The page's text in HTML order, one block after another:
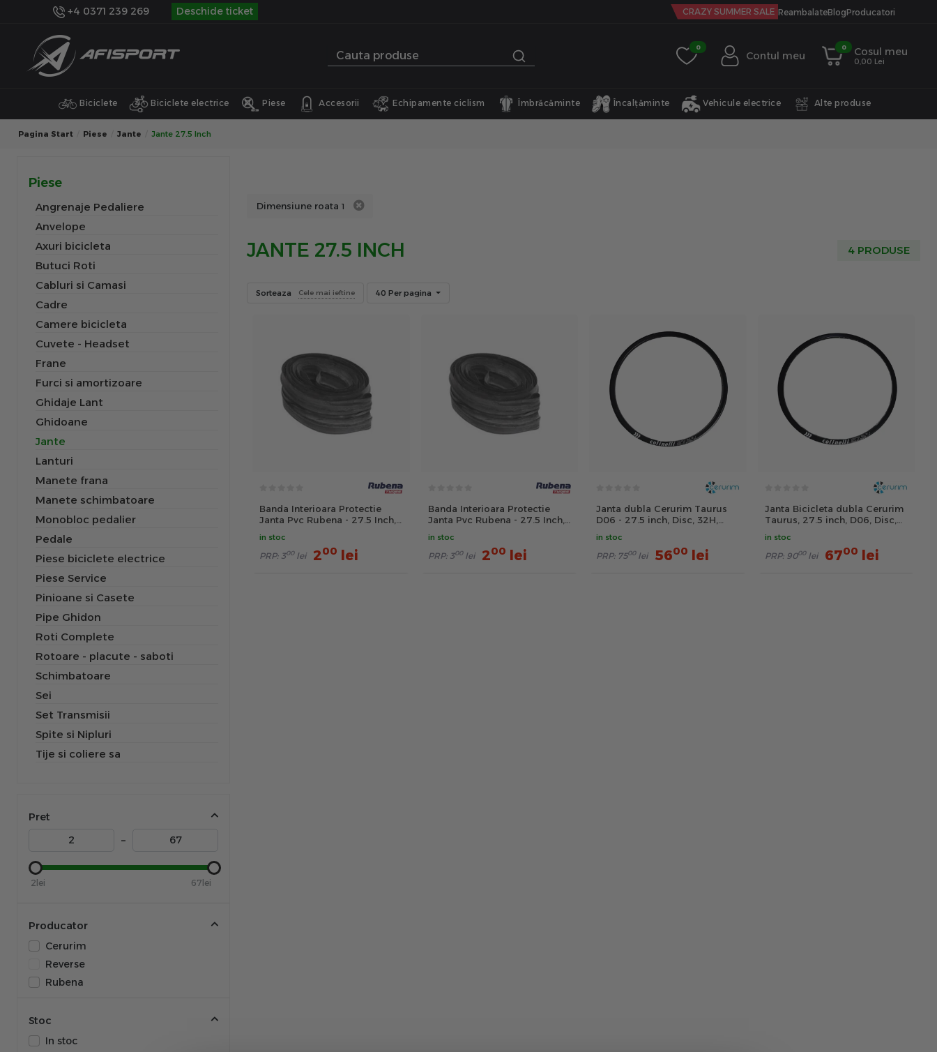
+4 0371 239 269 Deschide ticket CRAZY SUMMER SALE ReambalateBlogProducatori
0
Contul meu
0 Cosul meu
0,00 Lei
Biciclete Biciclete electrice Piese Accesorii Echipamente ciclism Îmbrăcăminte Încalțăminte Vehicule electrice Alte produse
Pagina Start Piese Jante Jante 27.5 Inch
Piese
Angrenaje Pedaliere
Anvelope
Axuri bicicleta
Butuci Roti
Cabluri si Camasi
Cadre
Camere bicicleta
Cuvete - Headset
Frane
Furci si amortizoare
Ghidaje Lant
Ghidoane
Jante
Lanturi
Manete frana
Manete schimbatoare
Monobloc pedalier
Pedale
Piese biciclete electrice
Piese Service
Pinioane si Casete
Pipe Ghidon
Roti Complete
Rotoare - placute - saboti
Schimbatoare
Sei
Set Transmisii
Spite si Nipluri
Tije si coliere sa
Pret
–
2lei 67lei
Producator
Cerurim
Reverse
Rubena
Stoc
In stoc
Dimensiune roata 1
JANTE 27.5 INCH 4 PRODUSE
Sorteaza Cele mai ieftine 40 Per pagina
Banda Interioara Protectie
Janta Pvc Rubena - 27.5 Inch,
in stoc
PRP: 300 lei 200 lei
Banda Interioara Protectie
Janta Pvc Rubena - 27.5 Inch,
in stoc
PRP: 300 lei 200 lei
Janta dubla Cerurim Taurus
D06 - 27.5 inch, Disc, 32H,
in stoc
PRP: 7500 lei 5600 lei
Janta Bicicleta dubla Cerurim
Taurus, 27.5 inch, D06, Disc,
Neagru
in stoc
PRP: 9000 lei 6700 lei